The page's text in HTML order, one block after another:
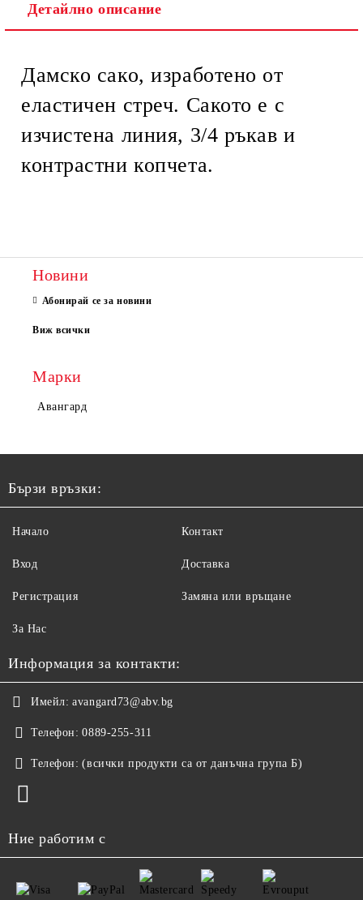
Детайлно описание
Дамско сако, изработено от
еластичен стреч. Сакото е с
изчистена линия, 3/4 ръкав и
контрастни копчета.
Новини
Абонирай се за новини
Виж всички
Марки
Авангард
Бързи връзки:
Начало
Вход
Регистрация
За Нас
Контакт
Доставка
Замяна или връщане
Информация за контакти:
Имейл: avangard73@abv.bg
Телефон: 0889-255-311
Телефон: (всички продукти са от данъчна група Б)
Ние работим с